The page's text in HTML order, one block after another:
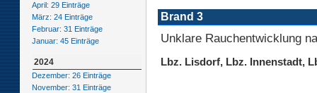
April: 29 Einträge
März: 24 Einträge
Februar: 31 Einträge
Januar: 45 Einträge
2024
Dezember: 26 Einträge
November: 31 Einträge
Brand 3
Unklare Rauchentwicklung
Lbz. Lisdorf, Lbz. Innenstadt,